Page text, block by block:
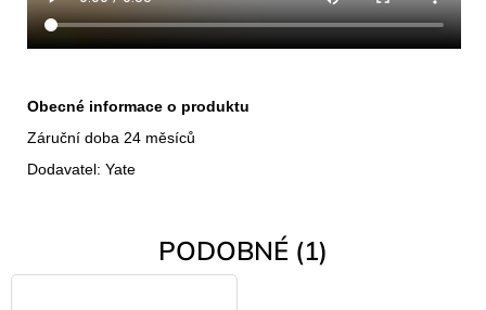
Obecné informace o produktu
Záruční doba 24 měsíců
Dodavatel: Yate
PODOBNÉ (1)